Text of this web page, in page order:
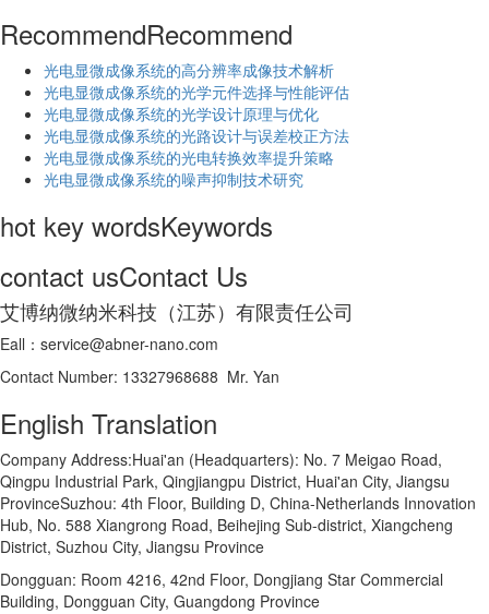
RecommendRecommend
光电显微成像系统的高分辨率成像技术解析
​光电显微成像系统的光学元件选择与性能评估
光电显微成像系统的光学设计原理与优化
光电显微成像系统的光路设计与误差校正方法
光电显微成像系统的光电转换效率提升策略
光电显微成像系统的噪声抑制技术研究
hot key wordsKeywords
contact usContact Us
艾博纳微纳米科技（江苏）有限责任公司
Eall：service@abner-nano.com
Contact Number: 13327968688 Mr. Yan
English Translation
Company Address:Huai'an (Headquarters): No. 7 Meigao Road,
Qingpu Industrial Park, Qingjiangpu District, Huai'an City, Jiangsu
ProvinceSuzhou: 4th Floor, Building D, China-Netherlands Innovation
Hub, No. 588 Xiangrong Road, Beihejing Sub-district, Xiangcheng
District, Suzhou City, Jiangsu Province
Dongguan: Room 4216, 42nd Floor, Dongjiang Star Commercial
Building, Dongguan City, Guangdong Province